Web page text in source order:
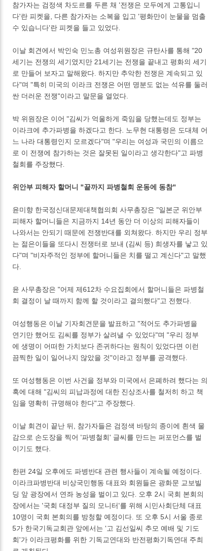
참가자는 검정색 차도르를 두른 채 '전쟁은 모두에게 고통입니
다'란 피켓을, 다른 참가자는 소복을 입고 '평화만이 눈물을 멈출
수 있습니다'란 피켓을 들고 있었다.
이날 회견에서 박인숙 민노총 여성위원장은 규탄사를 통해 "20
세기는 전쟁의 세기였지만 21세기는 전쟁을 끝내고 평화의 세기
로 만들어 보자고 말해왔다. 하지만 추악한 전쟁은 계속되고 있
다"며 "특히 미국의 이라크 전쟁은 어떤 명분도 없는 석유를 둘러
싼 더러운 전쟁"이라고 말문을 열었다.
박 위원장은 이어 "김씨가 억울하게 죽임을 당했는데도 정부는
이라크에 추가파병을 하겠다고 한다. 노무현 대통령은 도대체 어
느 나라 대통령인지 모르겠다"며 "우리는 여성과 국민의 이름으
로 이 전쟁에 참가하는 것은 잘못된 일이라고 생각한다"고 파병
철회를 주장했다.
위안부 피해자 할머니 "끝까지 파병철회 운동에 동참"
윤미향 한국정신대문제대책협의회 사무총장은 "일본군 위안부
피해자 할머니들은 지금까지 14년 동안 더 이상의 피해자들이
나와서는 안되기 때문에 전쟁반대를 외쳐왔다. 하지만 우리 정부
는 젊은이들을 또다시 전쟁터로 보내 (김씨 등) 희생자를 낳고 있
다"며 "비자주적인 정부에 할머니들은 치를 떨고 계신다"고 말했
다.
윤 사무총장은 "어제 제612차 수요집회에서 할머니들은 파병철
회 결정이 날 때까지 함께 할 것이라고 결의했다"고 전했다.
여성행동은 이날 기자회견문을 발표하고 "적어도 추가파병을
연기만 했어도 김씨를 정부가 살려낼 수 있었다"며 "우리 정부
에 생명이 어떠한 가치보다 존귀하다는 원칙이 있었다면 이런
끔찍한 일이 일어나지 않았을 것"이라고 정부를 공격했다.
또 여성행동은 이번 사건을 정부와 미국에서 은폐하려 했다는 의
혹에 대해 "김씨의 피납과정에 대한 진상조사를 철저히 하고 책
임을 명확히 규명해야 한다"고 주장했다.
이날 회견이 끝난 뒤, 참가자들은 검정색 바탕의 종이에 흰색 물
감으로 손도장을 찍어 '파병철회' 글씨를 만드는 퍼포먼스를 벌
이기도 했다.
한편 24일 오후에도 파병반대 관련 행사들이 계속될 예정이다.
이라크파병반대 비상국민행동 대표와 회원들은 광화문 교보빌
딩 앞 광장에서 연좌 농성을 벌이고 있다. 오후 2시 국회 본회의
장에서는 '국회 대정부 질의 모니터'를 위해 시민사회단체 대표
10명이 국회 본회의를 방청할 예정이다. 또 오후 5시 서울 종로
5가 한국기독교회관 앞에서는 '고 김선일씨 추모 예배 및 기도
회'가 이라크평화를 위한 기독교연대와 반전평화기독연대 주최